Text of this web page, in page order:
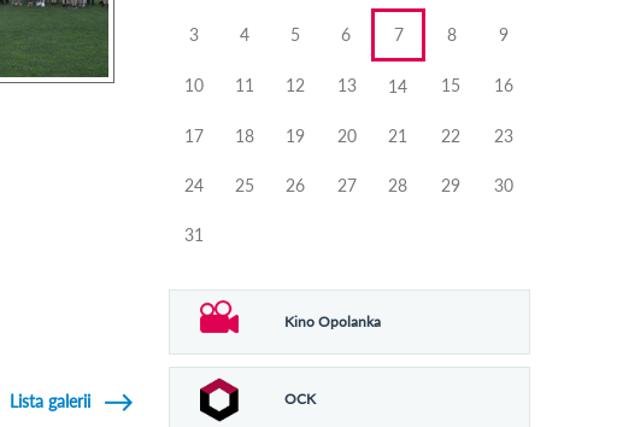
Lista galerii
3 4 5 6 7 8 9
10 11 12 13 14 15 16
17 18 19 20 21 22 23
24 25 26 27 28 29 30
31
Kino Opolanka
OCK